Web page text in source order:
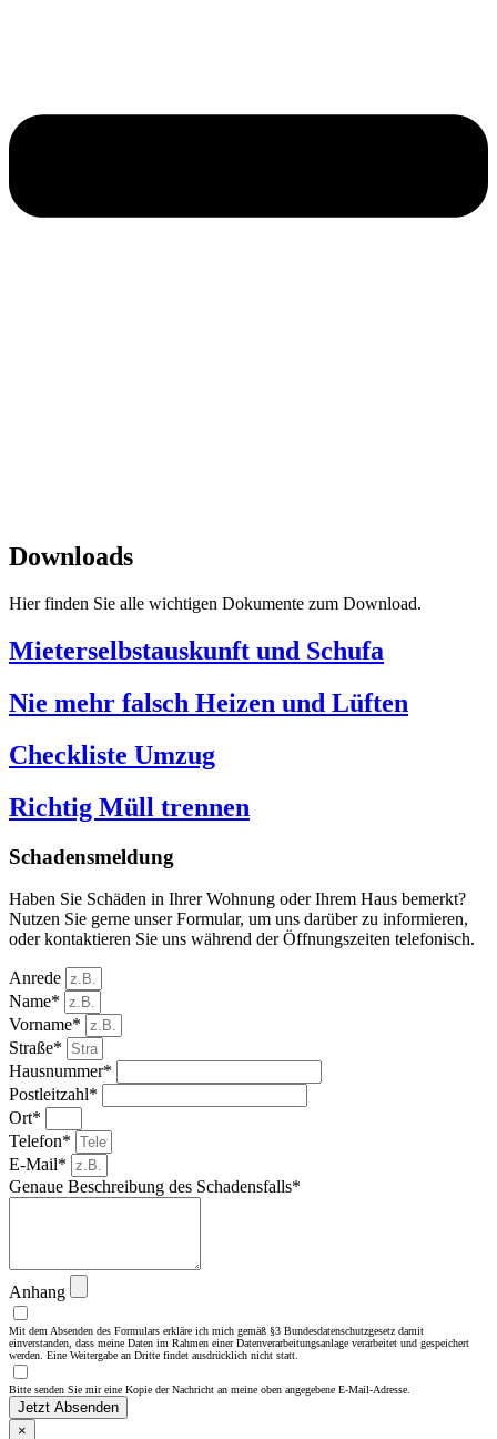
Downloads
Hier finden Sie alle wichtigen Dokumente zum Download.
Mieterselbstauskunft und Schufa
Nie mehr falsch Heizen und Lüften
Checkliste Umzug
Richtig Müll trennen
Schadensmeldung
Haben Sie Schäden in Ihrer Wohnung oder Ihrem Haus bemerkt?
Nutzen Sie gerne unser Formular, um uns darüber zu informieren,
oder kontaktieren Sie uns während der Öffnungszeiten telefonisch.
Anrede
Name*
Vorname*
Straße*
Hausnummer*
Postleitzahl*
Ort*
Telefon*
E-Mail*
Genaue Beschreibung des Schadensfalls*
Anhang
Mit dem Absenden des Formulars erkläre ich mich gemäß §3 Bundesdatenschutzgesetz damit
einverstanden, dass meine Daten im Rahmen einer Datenverarbeitungsanlage verarbeitet und gespeichert
werden. Eine Weitergabe an Dritte findet ausdrücklich nicht statt.
Bitte senden Sie mir eine Kopie der Nachricht an meine oben angegebene E-Mail-Adresse.
Jetzt Absenden
×